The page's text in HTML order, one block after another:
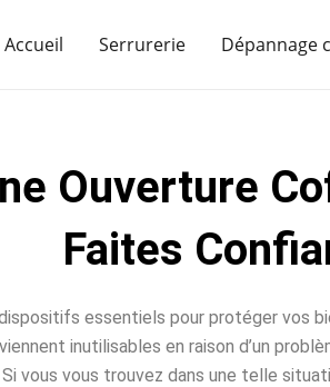
Accueil Serrurerie Dépannage
Ouverture
Faites
essentiels pour protéger vos
inutilisables en raison d’un
vous vous trouvez dans une telle